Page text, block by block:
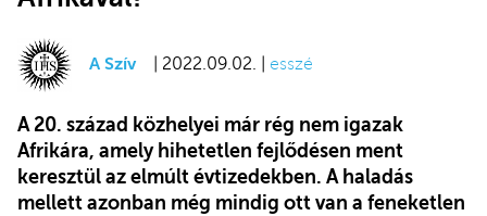
A Szív | 2022.09.02. | esszé
A 20. század közhelyei már rég nem igazak
Afrikára, amely hihetetlen fejlődésen ment
keresztül az elmúlt évtizedekben. A haladás
mellett azonban még mindig ott van a feneketlen